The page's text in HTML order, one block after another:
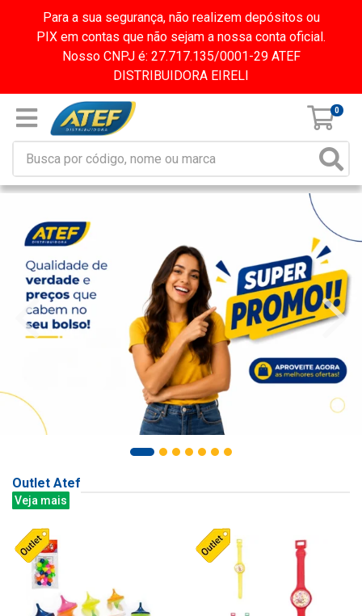
Para a sua segurança, não realizem depósitos ou
PIX em contas que não sejam a nossa conta oficial.
Nosso CNPJ é: 27.717.135/0001-29 ATEF
DISTRIBUIDORA EIRELI
0
Outlet Atef
Veja mais